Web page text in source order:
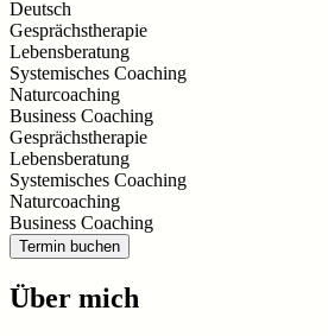
Deutsch
Gesprächstherapie
Lebensberatung
Systemisches Coaching
Naturcoaching
Business Coaching
Gesprächstherapie
Lebensberatung
Systemisches Coaching
Naturcoaching
Business Coaching
Termin buchen
Über mich